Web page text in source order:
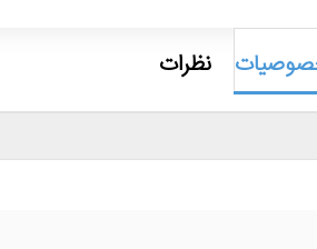
نظرات